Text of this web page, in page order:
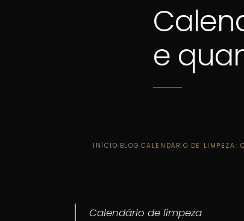
e
INÍCIO· BLOG·CALENDÁRIO DE LIMPEZA:
Calendário de limpeza